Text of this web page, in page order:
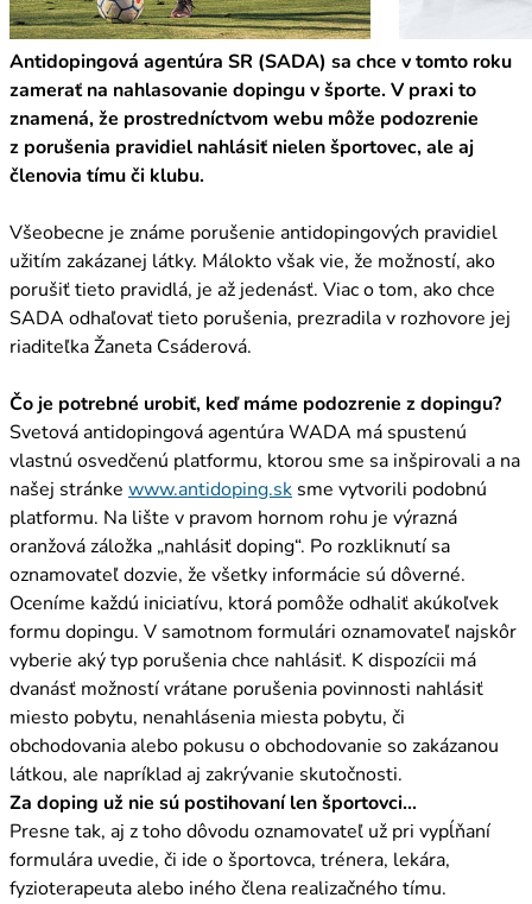
Antidopingová agentúra SR (SADA) sa chce v tomto roku
zamerať na nahlasovanie dopingu v športe. V praxi to
znamená, že prostredníctvom webu môže podozrenie
z porušenia pravidiel nahlásiť nielen športovec, ale aj
členovia tímu či klubu.
Všeobecne je známe porušenie antidopingových pravidiel
užitím zakázanej látky. Málokto však vie, že možností, ako
porušiť tieto pravidlá, je až jedenásť. Viac o tom, ako chce
SADA odhaľovať tieto porušenia, prezradila v rozhovore jej
riaditeľka Žaneta Csáderová.
Čo je potrebné urobiť, keď máme podozrenie z dopingu?
Svetová antidopingová agentúra WADA má spustenú
vlastnú osvedčenú platformu, ktorou sme sa inšpirovali a na
našej stránke www.antidoping.sk sme vytvorili podobnú
platformu. Na lište v pravom hornom rohu je výrazná
oranžová záložka „nahlásiť doping“. Po rozkliknutí sa
oznamovateľ dozvie, že všetky informácie sú dôverné.
Oceníme každú iniciatívu, ktorá pomôže odhaliť akúkoľvek
formu dopingu. V samotnom formulári oznamovateľ najskôr
vyberie aký typ porušenia chce nahlásiť. K dispozícii má
dvanásť možností vrátane porušenia povinnosti nahlásiť
miesto pobytu, nenahlásenia miesta pobytu, či
obchodovania alebo pokusu o obchodovanie so zakázanou
látkou, ale napríklad aj zakrývanie skutočnosti.
Za doping už nie sú postihovaní len športovci...
Presne tak, aj z toho dôvodu oznamovateľ už pri vypĺňaní
formulára uvedie, či ide o športovca, trénera, lekára,
fyzioterapeuta alebo iného člena realizačného tímu.